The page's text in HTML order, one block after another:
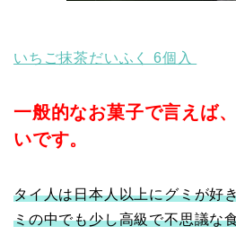
いちご抹茶だいふく 6個入
一般的なお菓子で言えば
いです。
タイ人は日本人以上にグミが好
ミの中でも少し高級で不思議な